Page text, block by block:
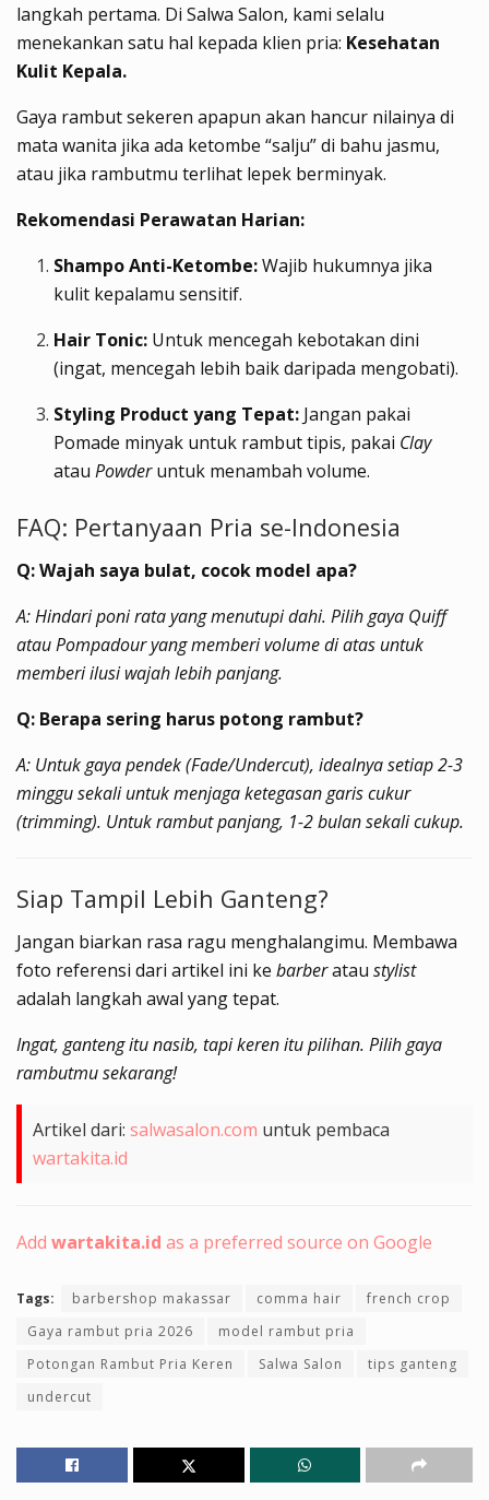
langkah pertama. Di Salwa Salon, kami selalu
menekankan satu hal kepada klien pria: Kesehatan
Kulit Kepala.
Gaya rambut sekeren apapun akan hancur nilainya di
mata wanita jika ada ketombe “salju” di bahu jasmu,
atau jika rambutmu terlihat lepek berminyak.
Rekomendasi Perawatan Harian:
Shampo Anti-Ketombe:Wajib hukumnya jika
kulit kepalamu sensitif.
Hair Tonic: Untuk mencegah kebotakan dini
(ingat, mencegah lebih baik daripada mengobati).
Styling Product yang Tepat: Jangan pakai
Pomade minyak untuk rambut tipis, pakai Clay
atauPowderuntuk menambah volume.
FAQ: Pertanyaan Pria se-Indonesia
Q: Wajah saya bulat, cocok model apa?
A: Hindari poni rata yang menutupi dahi. Pilih gaya Quiff
atau Pompadour yang memberi volume di atas untuk
memberi ilusi wajah lebih panjang.
Q: Berapa sering harus potong rambut?
A: Untuk gaya pendek (Fade/Undercut), idealnya setiap 2-3
minggu sekali untuk menjaga ketegasan garis cukur
(trimming). Untuk rambut panjang, 1-2 bulan sekali cukup.
Siap Tampil Lebih Ganteng?
Jangan biarkan rasa ragu menghalangimu. Membawa
foto referensi dari artikel ini ke barberatau stylist
adalah langkah awal yang tepat.
Ingat, ganteng itu nasib, tapi keren itu pilihan. Pilih gaya
rambutmu sekarang!
Artikel dari: salwasalon.com untuk pembaca
wartakita.id
Add wartakita.id as a preferred source on Google
Tags: barbershop makassar comma hair
french crop
Gaya rambut pria 2026
model rambut pria
Potongan Rambut Pria Keren
Salwa Salon
tips ganteng
undercut